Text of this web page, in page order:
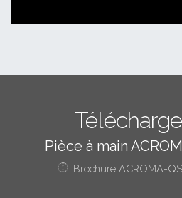
Pièce à main
Brochure ACROMA-